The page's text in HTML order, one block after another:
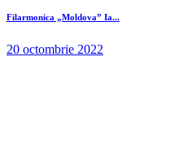
Filarmonica „Moldova” Ia...
20 octombrie 2022